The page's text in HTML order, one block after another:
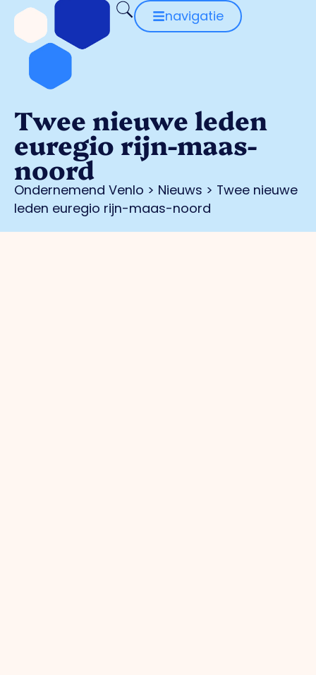
navigatie
Twee nieuwe leden
euregio rijn-maas-
noord
Ondernemend Venlo > Nieuws > Twee nieuwe
leden euregio rijn-maas-noord